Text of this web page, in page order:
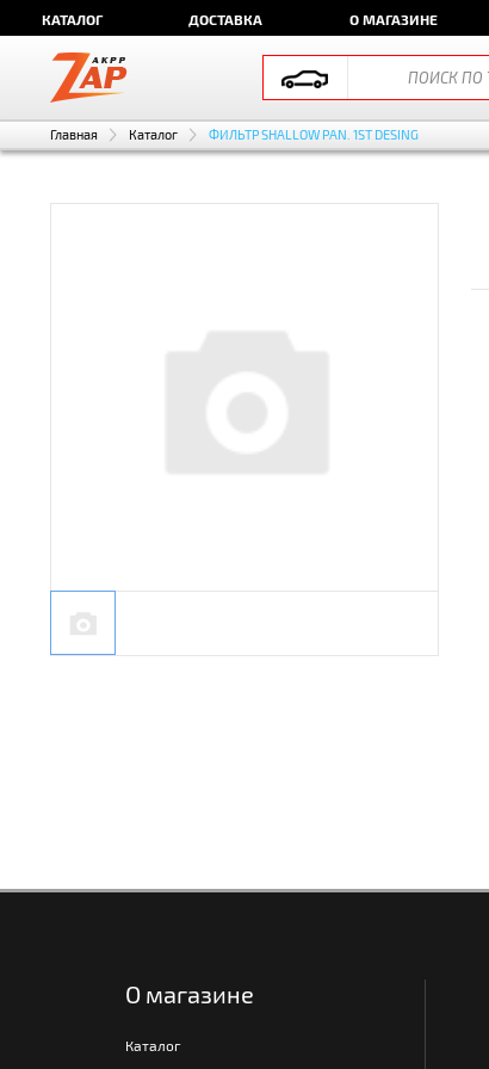
КАТАЛОГ ДОСТАВКА О МАГАЗИНЕ
Главная Каталог ФИЛЬТР SHALLOW PAN. 1ST DESING
О магазине
Каталог